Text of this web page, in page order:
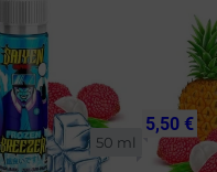
50 ml
5,50 €